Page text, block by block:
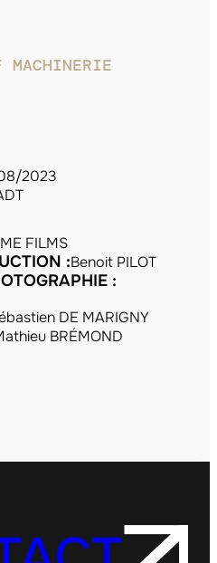
MACHINERIE
2023
FILMS
:Benoit PILOT
:
DE MARIGNY
BRÉMOND